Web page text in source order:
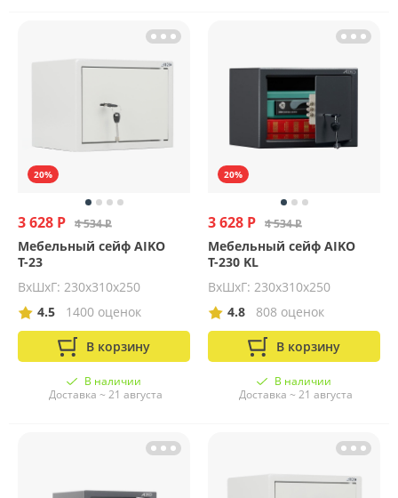
20%
3 628 Р 4 534 Р
Мебельный сейф AIKO
Т-23
ВхШхГ: 230х310х250
4.5
1400 оценок
В корзину
В наличии
Доставка ~ 21 августа
20%
3 628 Р 4 534 Р
Мебельный сейф AIKO
Т-230 KL
ВхШхГ: 230х310х250
4.8
808 оценок
В корзину
В наличии
Доставка ~ 21 августа